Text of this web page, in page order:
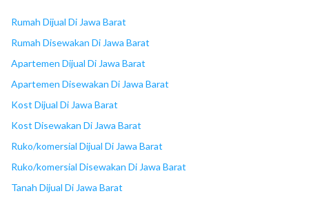
18 Ruko MM 2100
Rumah Dijual Di Jawa Barat
Rumah Disewakan Di Jawa Barat
Apartemen Dijual Di Jawa Barat
Apartemen Disewakan Di Jawa Barat
Kost Dijual Di Jawa Barat
Kost Disewakan Di Jawa Barat
Ruko/komersial Dijual Di Jawa Barat
Ruko/komersial Disewakan Di Jawa Barat
Tanah Dijual Di Jawa Barat